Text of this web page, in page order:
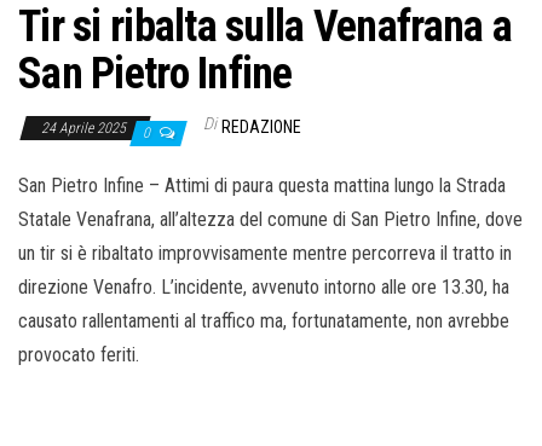
Tir si ribalta sulla Venafrana a
San Pietro Infine
24 Aprile 2025 0 Di REDAZIONE
San Pietro Infine – Attimi di paura questa mattina lungo la Strada
Statale Venafrana, all’altezza del comune di San Pietro Infine, dove
un tir si è ribaltato improvvisamente mentre percorreva il tratto in
direzione Venafro. L’incidente, avvenuto intorno alle ore 13.30, ha
causato rallentamenti al traffico ma, fortunatamente, non avrebbe
provocato feriti.